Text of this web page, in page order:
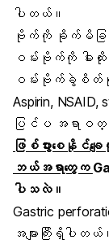
ပါတယ်။
ဗိုက်ကို ခိုက်မိခြ
ဝမ်းဗိုက်ကို ဓါး
ဝမ်းဗိုက်ခွဲစိတ်
Aspirin, NSAID,
ပြင်ပ အရာဝတ္ထု
ဖြစ်ပွားစေနိုင်ချ
ဘယ်အရာတွေက
ပါသလဲ။
Gastric
အများကြီးရှိပါ